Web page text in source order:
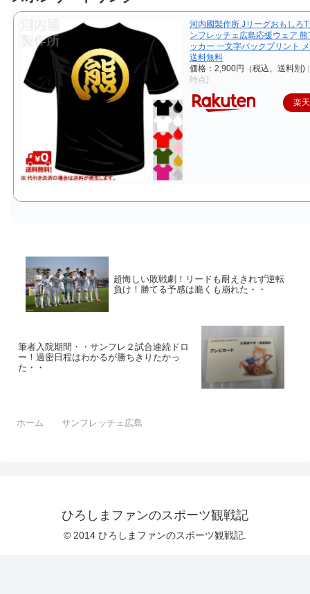
河内國製作所 Jリーグおもしろ
ンフレッチェ広島応援ウェア
ッカー 一文字バックプリント
送料無料
価格：2,900円（税込、送料別)
時点)
楽
超悔しい敗戦劇！リードも耐えきれず逆転
負け！勝てる予感は脆くも崩れた・・
筆者入院期間・・サンフレ２試合連続ドロ
ー！過密日程はわかるが勝ちきりたかっ
た・・
ホーム サンフレッチェ広島
ひろしまファンのスポーツ観戦記
© 2014 ひろしまファンのスポーツ観戦記.